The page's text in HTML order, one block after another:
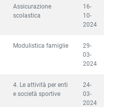
Assicurazione
scolastica
16-
10-
2024
Modulistica famiglie
29-
03-
2024
4. Le attività per enti
e società sportive
24-
03-
2024